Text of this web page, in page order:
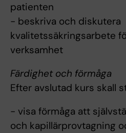
patienten
- beskriva och diskutera
kvalitetssäkringsarbete
verksamhet
Färdighet och förmåga
Efter avslutad kurs skall
- visa förmåga att
och kapillärprovtagning